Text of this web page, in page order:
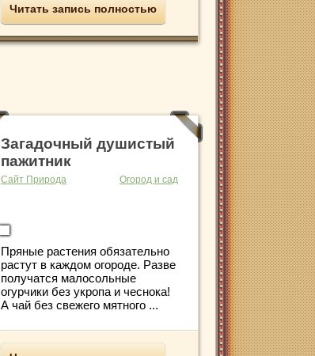
Читать запись полностью
Загадочный душистый
пажитник
Сайт Природа Огород и сад
Пряные растения обязательно
растут в каждом огороде. Разве
получатся малосольные
огурчики без укропа и чеснока!
А чай без свежего мятного ...